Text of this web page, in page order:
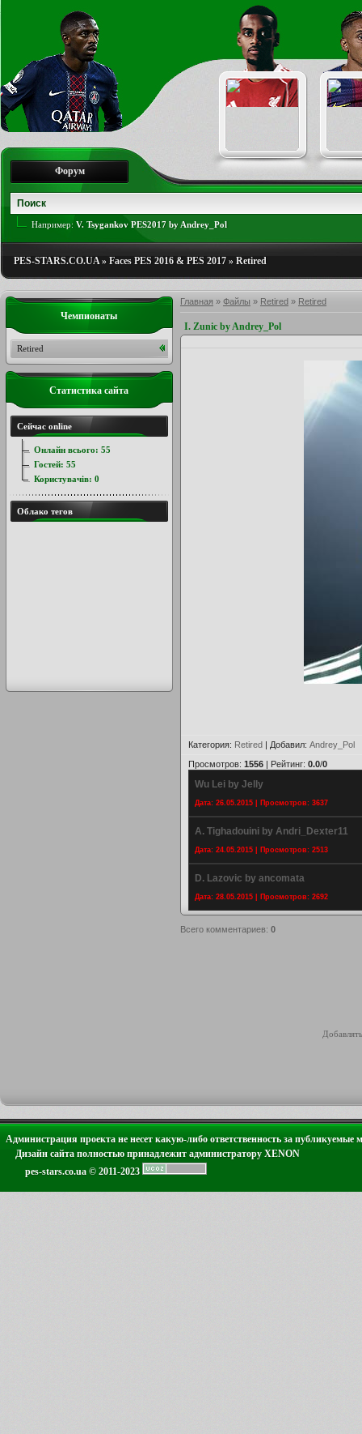
Форум
Например: V. Tsygankov PES2017 by Andrey_Pol
PES-STARS.CO.UA» Faces PES 2016 & PES 2017 » Retired
Главная » Файлы » Retired » Retired
I. Zunic by Andrey_Pol
Категория: Retired | Добавил: Andrey_Pol
Просмотров: 1556 | Рейтинг: 0.0/0
Wu Lei by Jelly
Дата: 26.05.2015 | Просмотров: 3637
A. Tighadouini by Andri_Dexter11
Дата: 24.05.2015 | Просмотров: 2513
D. Lazovic by ancomata
Дата: 28.05.2015 | Просмотров: 2692
Всего комментариев: 0
Чемпионаты
Retired
Статистика сайта
Сейчас online
Онлайн всього: 55
Гостей: 55
Користувачів: 0
Облако тегов
Администрация проекта не несет какую-либо ответственность за публикуемые
Дизайн сайта полностью принадлежит администратору XENON
pes-stars.co.ua © 2011-2023